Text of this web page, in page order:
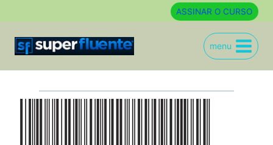
to
content
ASSINAR O CURSO
menu